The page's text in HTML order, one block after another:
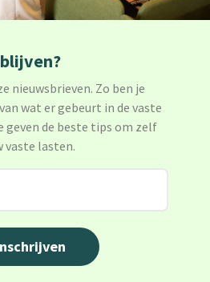
nieuwsbrieven. Zo ben je
wat er gebeurt in de vaste
geven de beste tips om zelf
vaste lasten.